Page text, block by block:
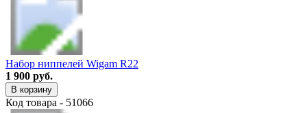
Набор ниппелей Wigam R22
1 900 руб.
В корзину
Код товара - 51066